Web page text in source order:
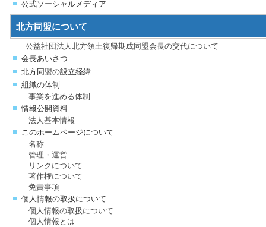
公式ソーシャルメディア
北方同盟について
公益社団法人北方領土復帰期成同盟会長の交代について
会長あいさつ
北方同盟の設立経緯
組織の体制
事業を進める体制
情報公開資料
法人基本情報
このホームページについて
名称
管理・運営
リンクについて
著作権について
免責事項
個人情報の取扱について
個人情報の取扱について
個人情報とは